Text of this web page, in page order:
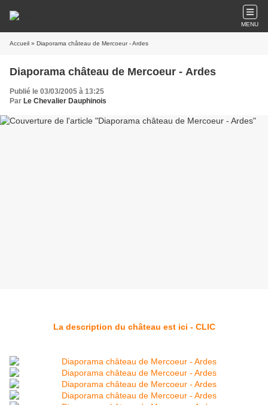
MENU
Accueil » Diaporama château de Mercoeur - Ardes
Diaporama château de Mercoeur - Ardes
Publié le 03/03/2005 à 13:25
Par Le Chevalier Dauphinois
La description du château est ici - CLIC